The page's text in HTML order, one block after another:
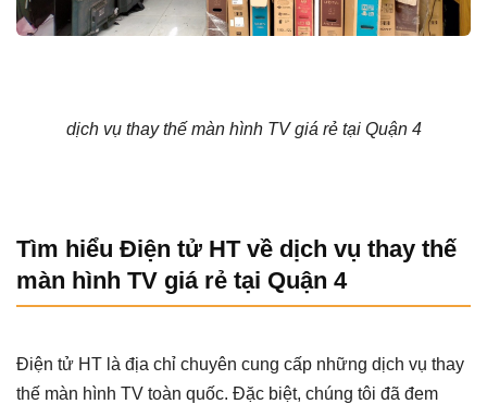
dịch vụ thay thế màn hình TV giá rẻ tại Quận 4
Tìm hiểu Điện tử HT về dịch vụ thay thế
màn hình TV giá rẻ tại Quận 4
Điện tử HT là địa chỉ chuyên cung cấp những dịch vụ thay
thế màn hình TV toàn quốc. Đặc biệt, chúng tôi đã đem